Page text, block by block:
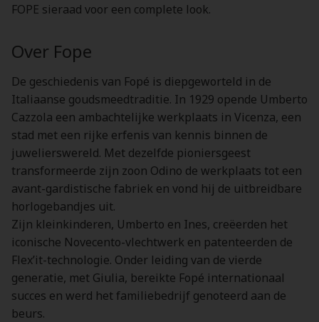
FOPE sieraad voor een complete look.
Over Fope
De geschiedenis van Fopé is diepgeworteld in de
Italiaanse goudsmeedtraditie. In 1929 opende Umberto
Cazzola een ambachtelijke werkplaats in Vicenza, een
stad met een rijke erfenis van kennis binnen de
juwelierswereld. Met dezelfde pioniersgeest
transformeerde zijn zoon Odino de werkplaats tot een
avant-gardistische fabriek en vond hij de uitbreidbare
horlogebandjes uit.
Zijn kleinkinderen, Umberto en Ines, creëerden het
iconische Novecento-vlechtwerk en patenteerden de
Flex’it-technologie. Onder leiding van de vierde
generatie, met Giulia, bereikte Fopé internationaal
succes en werd het familiebedrijf genoteerd aan de
beurs.